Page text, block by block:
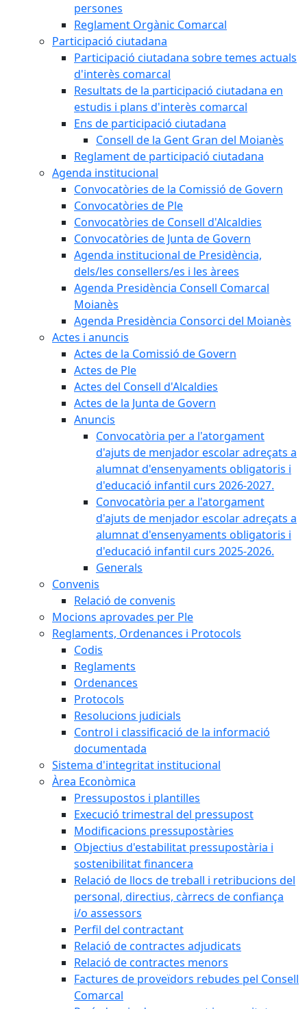
persones
Reglament Orgànic Comarcal
Participació ciutadana
Participació ciutadana sobre temes actuals
d'interès comarcal
Resultats de la participació ciutadana en
estudis i plans d'interès comarcal
Ens de participació ciutadana
Consell de la Gent Gran del Moianès
Reglament de participació ciutadana
Agenda institucional
Convocatòries de la Comissió de Govern
Convocatòries de Ple
Convocatòries de Consell d'Alcaldies
Convocatòries de Junta de Govern
Agenda institucional de Presidència,
dels/les consellers/es i les àrees
Agenda Presidència Consell Comarcal
Moianès
Agenda Presidència Consorci del Moianès
Actes i anuncis
Actes de la Comissió de Govern
Actes de Ple
Actes del Consell d'Alcaldies
Actes de la Junta de Govern
Anuncis
Convocatòria per a l'atorgament
d'ajuts de menjador escolar adreçats a
alumnat d'ensenyaments obligatoris i
d'educació infantil curs 2026-2027.
Convocatòria per a l'atorgament
d'ajuts de menjador escolar adreçats a
alumnat d'ensenyaments obligatoris i
d'educació infantil curs 2025-2026.
Generals
Convenis
Relació de convenis
Mocions aprovades per Ple
Reglaments, Ordenances i Protocols
Codis
Reglaments
Ordenances
Protocols
Resolucions judicials
Control i classificació de la informació
documentada
Sistema d'integritat institucional
Àrea Econòmica
Pressupostos i plantilles
Execució trimestral del pressupost
Modificacions pressupostàries
Objectius d'estabilitat pressupostària i
sostenibilitat financera
Relació de llocs de treball i retribucions del
personal, directius, càrrecs de confiança
i/o assessors
Perfil del contractant
Relació de contractes adjudicats
Relació de contractes menors
Factures de proveïdors rebudes pel Consell
Comarcal